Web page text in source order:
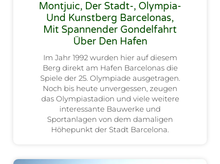
Montjuic, Der Stadt-, Olympia-
Und Kunstberg Barcelonas,
Mit Spannender Gondelfahrt
Über Den Hafen
Im Jahr 1992 wurden hier auf diesem
Berg direkt am Hafen Barcelonas die
Spiele der 25. Olympiade ausgetragen.
Noch bis heute unvergessen, zeugen
das Olympiastadion und viele weitere
interessante Bauwerke und
Sportanlagen von dem damaligen
Höhepunkt der Stadt Barcelona.